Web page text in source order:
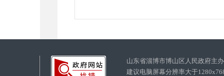
山东省淄博市博山区人民政府
建议电脑屏幕分辨率大于